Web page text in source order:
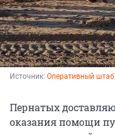
Источник: Оперативный штаб
Пернатых
оказания помощи